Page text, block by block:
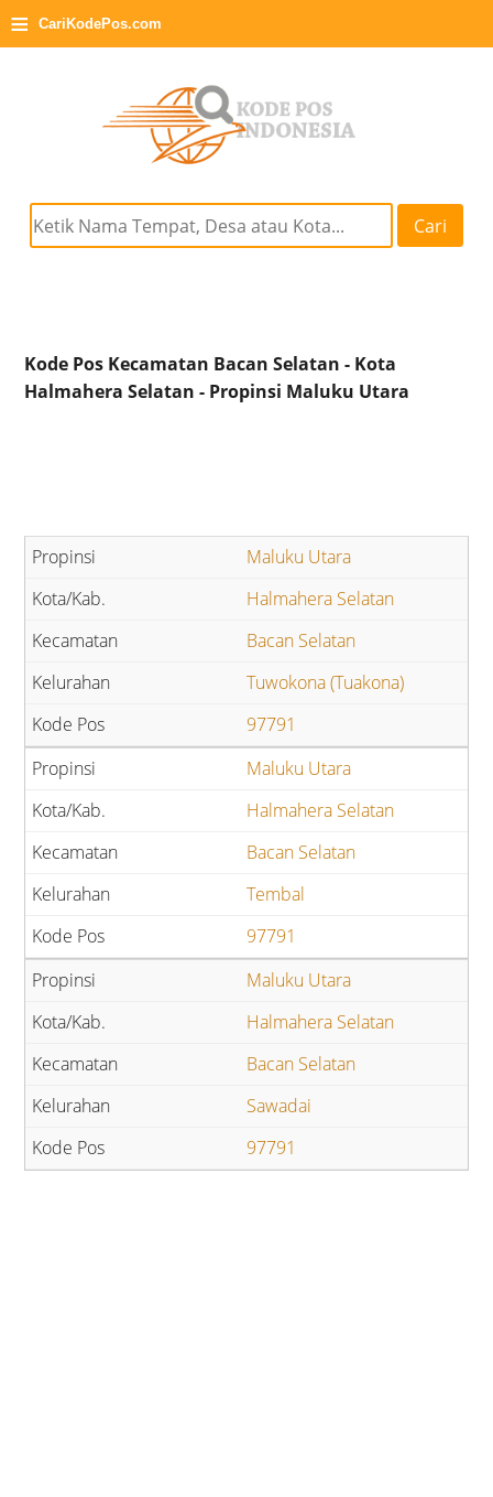
≡ CariKodePos.com
Cari
Kode Pos Kecamatan Bacan Selatan - Kota
Halmahera Selatan - Propinsi Maluku Utara
Maluku Utara
Halmahera Selatan
Bacan Selatan
Tuwokona (Tuakona)
97791
Maluku Utara
Halmahera Selatan
Bacan Selatan
Tembal
97791
Maluku Utara
Halmahera Selatan
Bacan Selatan
Sawadai
97791